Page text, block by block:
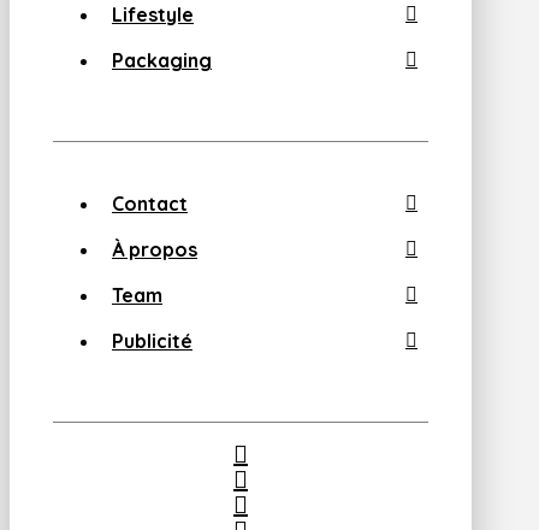
Lifestyle
Packaging
Contact
À propos
Team
Publicité